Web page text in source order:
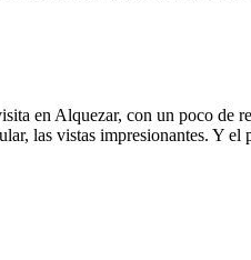
en Alquezar, con un poco de
las vistas impresionantes. Y